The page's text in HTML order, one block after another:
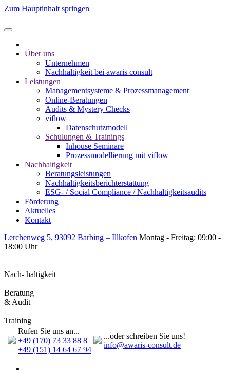
Zum Hauptinhalt springen
Über uns
Unternehmen
Nachhaltigkeit bei awaris consult
Leistungen
Management­systeme & Prozess­management
Online-Beratungen
Audits & Mystery Checks
viflow
Datenschutzmodell
Schulungen & Trainings
Inhouse Seminare
Prozessmodellierung mit viflow
Nachhaltigkeit
Beratungsleistungen
Nachhaltigkeitsberichterstattung
ESG- / Social Compliance / Nachhaltigkeitsaudits
Förderung
Aktuelles
Kontakt
Lerchenweg 5, 93092 Barbing – Illkofen Montag - Freitag: 09:00 -
18:00 Uhr
Nach- haltigkeit
Beratung
& Audit
Training
Rufen Sie uns an...
+49 (170) 73 33 88 8
+49 (151) 14 64 67 94
...oder schreiben Sie uns!
info@awaris-consult.de